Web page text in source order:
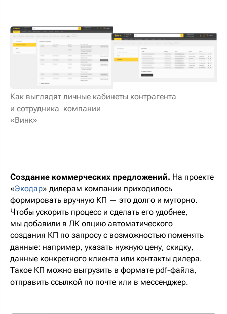
Как выглядят личные кабинеты контрагента
и сотрудника компании
«Винк»
Создание коммерческих предложений. На проекте
«Экодар» дилерам компании приходилось
формировать вручную КП — это долго и муторно.
Чтобы ускорить процесс и сделать его удобнее,
мы добавили в ЛК опцию автоматического
создания КП по запросу с возможностью поменять
данные: например, указать нужную цену, скидку,
данные конкретного клиента или контакты дилера.
Такое КП можно выгрузить в формате pdf-файла,
отправить ссылкой по почте или в мессенджер.